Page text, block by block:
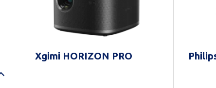
Xgimi HORIZON PRO